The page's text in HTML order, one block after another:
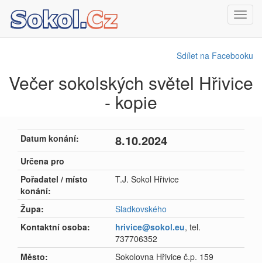
Sdílet na Facebooku
Večer sokolských světel Hřivice
- kopie
Datum konání: 8.10.2024
Určena pro
Pořadatel / místo
konání:
T.J. Sokol Hřivice
Župa:
Sladkovského
Kontaktní osoba:
hrivice@sokol.eu, tel.
737706352
Město:
Sokolovna Hřivice č.p. 159